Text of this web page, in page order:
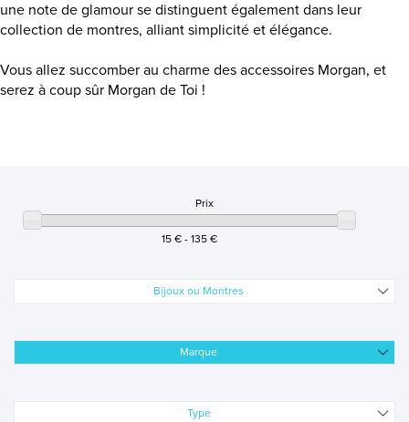
CÉRAMIQUE K DIAMANT
CERANITY
AM PM
BAYARD
une note de glamour se distinguent également dans leur
collection de montres, alliant simplicité et élégance.
Vous allez succomber au charme des accessoires Morgan, et
serez à coup sûr Morgan de Toi !
Prix
15 € - 135 €
Bijoux ou Montres
Marque
Type